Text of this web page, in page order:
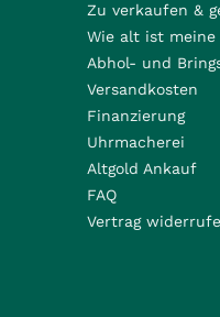
Zu verkaufen &
Wie alt ist meine
Abhol- und
Versandkosten
Finanzierung
Uhrmacherei
Altgold Ankauf
FAQ
Vertrag